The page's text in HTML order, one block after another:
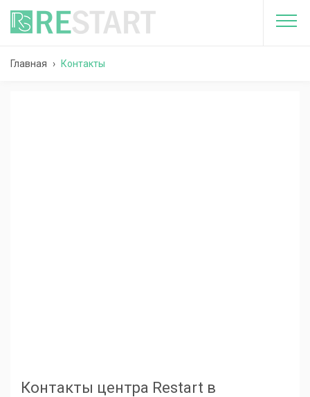
Главная › Контакты
Контакты центра Restart в